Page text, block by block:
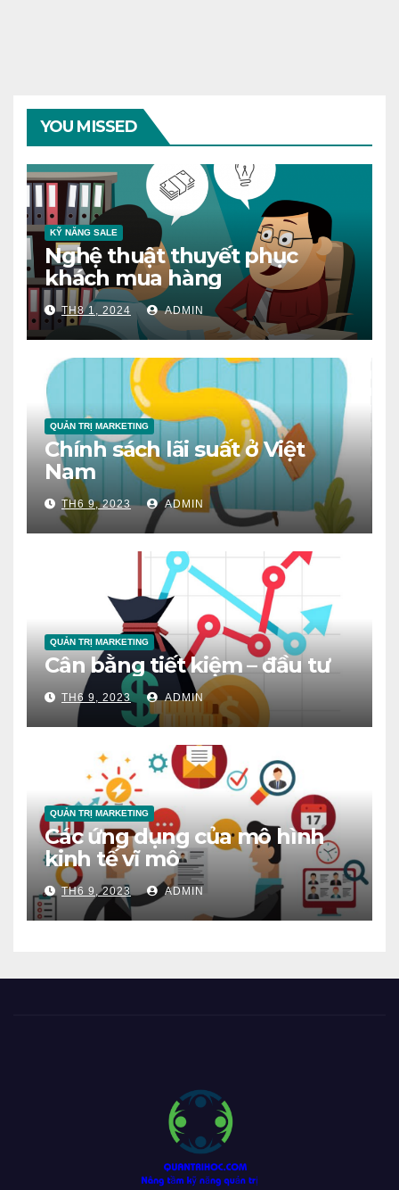
YOU MISSED
KỸ NĂNG SALE
Nghệ thuật thuyết phục
khách mua hàng
TH8 1, 2024 ADMIN
QUẢN TRỊ MARKETING
Chính sách lãi suất ở Việt
Nam
TH6 9, 2023 ADMIN
QUẢN TRỊ MARKETING
Cân bằng tiết kiệm – đầu tư
TH6 9, 2023 ADMIN
QUẢN TRỊ MARKETING
Các ứng dụng của mô hình
kinh tế vĩ mô
TH6 9, 2023 ADMIN